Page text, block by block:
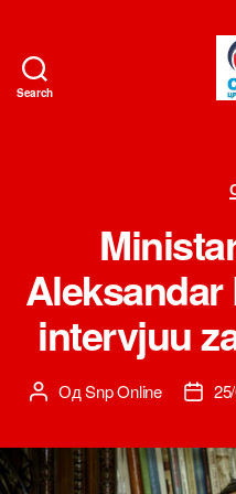
Search
intervjuu
Аутор
ОдSnp Online